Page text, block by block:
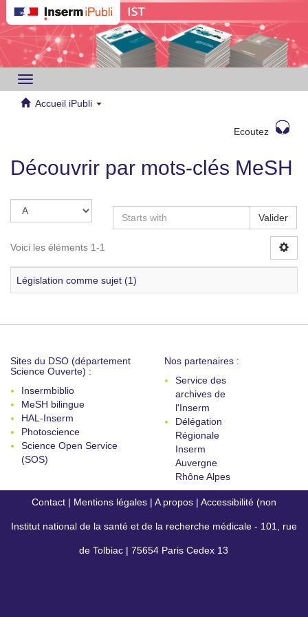
Toggle
navigation
Accueil iPubli
Ecoutez
Découvrir par mots-clés MeSH
Valider
Voici les éléments 1-1
Législation comme sujet (1)
Sites du DSO (département
Science Ouverte) :
Insermbiblio
MeSH bilingue
HAL-Inserm
Photoscience
Science Open Service
(SOS)
Nos partenaires :
Service des
archives de
l'Inserm
Délégation
Régionale
Inserm
Auvergne
Rhône Alpes
Contact | Mentions légales | A propos | Accessibilité (non
conforme)
Institut national de la santé et de la recherche médicale - 101, rue
de Tolbiac | 75654 Paris Cedex 13